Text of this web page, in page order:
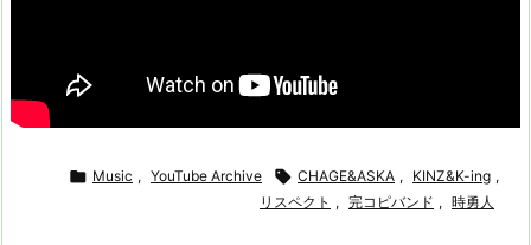
 Music , YouTube Archive  CHAGE&ASKA , KINZ&K-ing ,
リスペクト , 完コピバンド , 時勇人